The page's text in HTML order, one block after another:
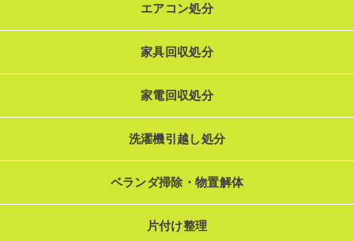
エアコン処分
家具回収処分
家電回収処分
洗濯機引越し処分
ベランダ掃除・物置解体
片付け整理